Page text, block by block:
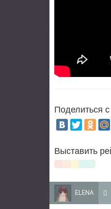
Поделиться
Выставить
ELENA